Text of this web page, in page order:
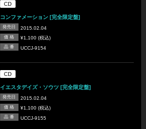
CD
コンファメーション [完全限定盤]
発売日 2015.02.04
価 格 ¥1,100 (税込)
品 番 UCCJ-9154
CD
イエスタデイズ・ソウツ [完全限定盤]
発売日 2015.02.04
価 格 ¥1,100 (税込)
品 番 UCCJ-9155